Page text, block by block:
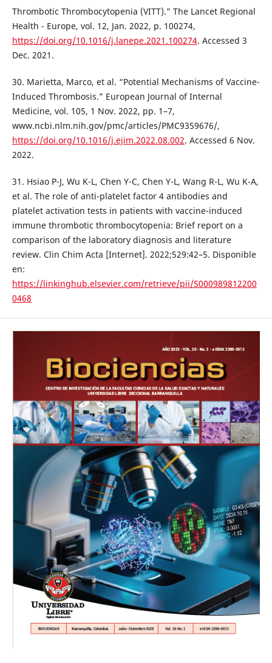
Thrombotic Thrombocytopenia (VITT).” The Lancet Regional
Health - Europe, vol. 12, Jan. 2022, p. 100274,
https://doi.org/10.1016/j.lanepe.2021.100274. Accessed 3
Dec. 2021.
30. Marietta, Marco, et al. “Potential Mechanisms of Vaccine-
Induced Thrombosis.” European Journal of Internal
Medicine, vol. 105, 1 Nov. 2022, pp. 1–7,
www.ncbi.nlm.nih.gov/pmc/articles/PMC9359676/,
https://doi.org/10.1016/j.ejim.2022.08.002. Accessed 6 Nov.
2022.
31. Hsiao P-J, Wu K-L, Chen Y-C, Chen Y-L, Wang R-L, Wu K-A,
et al. The role of anti-platelet factor 4 antibodies and
platelet activation tests in patients with vaccine-induced
immune thrombotic thrombocytopenia: Brief report on a
comparison of the laboratory diagnosis and literature
review. Clin Chim Acta [Internet]. 2022;529:42–5. Disponible
en:
https://linkinghub.elsevier.com/retrieve/pii/S000989812200
0468